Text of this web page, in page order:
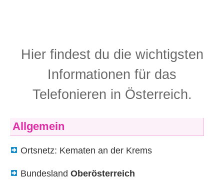
Hier findest du die wichtigsten
Informationen für das
Telefonieren in Österreich.
Allgemein
Ortsnetz: Kematen an der Krems
Bundesland Oberösterreich